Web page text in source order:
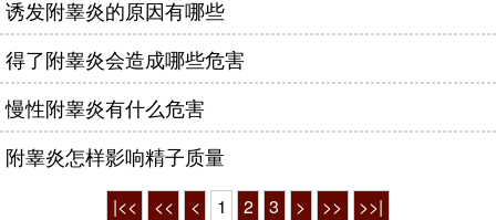
诱发附睾炎的原因有哪些
得了附睾炎会造成哪些危害
慢性附睾炎有什么危害
附睾炎怎样影响精子质量
|<< << < 1 2 3 > >> >>|